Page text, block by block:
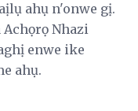
ahụ n'onwe gị.
Achọrọ Nhazi
enwe ike
ahụ.